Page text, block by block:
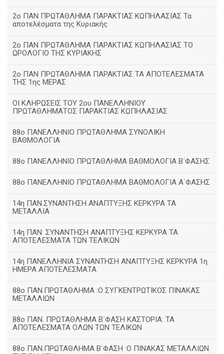
2ο ΠΑΝ ΠΡΩΤΑΘΛΗΜΑ ΠΑΡΑΚΤΙΑΣ ΚΩΠΗΛΑΣΙΑΣ Τα
αποτελέσματα της Κυριακής
2ο ΠΑΝ ΠΡΩΤΑΘΛΗΜΑ ΠΑΡΑΚΤΙΑΣ ΚΩΠΗΛΑΣΙΑΣ ΤΟ
ΩΡΟΛΟΓΙΟ ΤΗΣ ΚΥΡΙΑΚΗΣ
2ο ΠΑΝ ΠΡΩΤΑΘΛΗΜΑ ΠΑΡΑΚΤΙΑΣ ΤΑ ΑΠΟΤΕΛΕΣΜΑΤΑ
ΤΗΣ 1ης ΜΕΡΑΣ
ΟΙ ΚΛΗΡΩΣΕΙΣ ΤΟΥ 2ου ΠΑΝΕΛΛΗΝΙΟΥ
ΠΡΩΤΑΘΛΗΜΑΤΟΣ ΠΑΡΑΚΤΙΑΣ ΚΩΠΗΛΑΣΙΑΣ
88ο ΠΑΝΕΛΛΗΝΙΟ ΠΡΩΤΑΘΛΗΜΑ ΣΥΝΟΛΙΚΗ
ΒΑΘΜΟΛΟΓΙΑ
88ο ΠΑΝΕΛΛΗΝΙΟ ΠΡΩΤΑΘΛΗΜΑ ΒΑΘΜΟΛΟΓΙΑ Β΄ΦΑΣΗΣ
88ο ΠΑΝΕΛΛΗΝΙΟ ΠΡΩΤΑΘΛΗΜΑ ΒΑΘΜΟΛΟΓΙΑ Α΄ΦΑΣΗΣ
14η ΠΑΝ.ΣΥΝΑΝΤΗΣΗ ΑΝΑΠΤΥΞΗΣ ΚΕΡΚΥΡΑ ΤΑ
ΜΕΤΑΛΛΙΑ
14η ΠΑΝ. ΣΥΝΑΝΤΗΣΗ ΑΝΑΠΤΥΞΗΣ ΚΕΡΚΥΡΑ ΤΑ
ΑΠΟΤΕΛΕΣΜΑΤΑ ΤΩΝ ΤΕΛΙΚΩΝ
14η ΠΑΝΕΛΛΗΝΙΑ ΣΥΝΑΝΤΗΣΗ ΑΝΑΠΤΥΞΗΣ ΚΕΡΚΥΡΑ 1η
ΗΜΕΡΑ ΑΠΟΤΕΛΕΣΜΑΤΑ
88ο ΠΑΝ.ΠΡΩΤΑΘΛΗΜΑ :Ο ΣΥΓΚΕΝΤΡΩΤΙΚΟΣ ΠΙΝΑΚΑΣ
ΜΕΤΑΛΛΙΩΝ
88ο ΠΑΝ. ΠΡΩΤΑΘΛΗΜΑ Β΄ΦΑΣΗ ΚΑΣΤΟΡΙΑ: ΤΑ
ΑΠΟΤΕΛΕΣΜΑΤΑ ΟΛΩΝ ΤΩΝ ΤΕΛΙΚΩΝ
88ο ΠΑΝ.ΠΡΩΤΑΘΛΗΜΑ Β΄ΦΑΣΗ :Ο ΠΙΝΑΚΑΣ ΜΕΤΑΛΛΙΩΝ